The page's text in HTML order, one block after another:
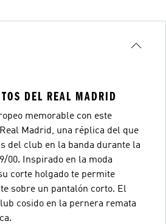
DEL REAL MADRID
memorable con este
Madrid, una réplica del que
del club en la banda durante la
00. Inspirado en la moda
corte holgado te permite
sobre un pantalón corto. El
cosido en la pernera remata